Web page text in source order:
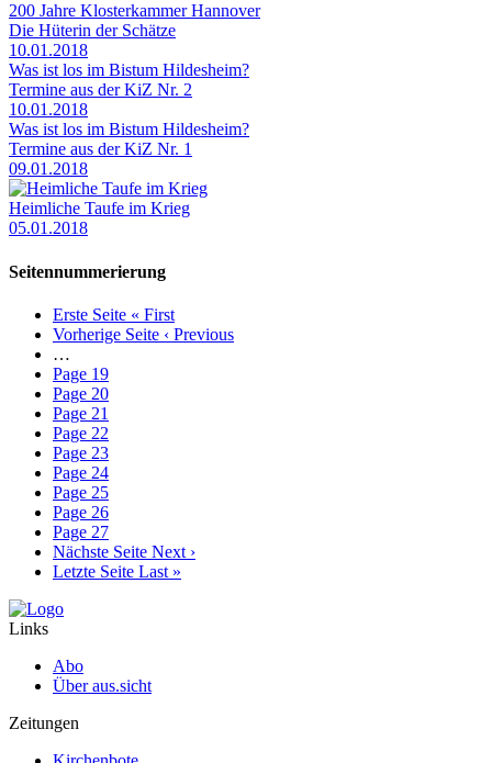
200 Jahre Klosterkammer Hannover
Die Hüterin der Schätze
10.01.2018
Was ist los im Bistum Hildesheim?
Termine aus der KiZ Nr. 2
10.01.2018
Was ist los im Bistum Hildesheim?
Termine aus der KiZ Nr. 1
09.01.2018
Heimliche Taufe im Krieg
05.01.2018
Seitennummerierung
Erste Seite « First
Vorherige Seite ‹ Previous
…
Page 19
Page 20
Page 21
Page 22
Page 23
Page 24
Page 25
Page 26
Page 27
Nächste Seite Next ›
Letzte Seite Last »
Links
Abo
Über aus.sicht
Zeitungen